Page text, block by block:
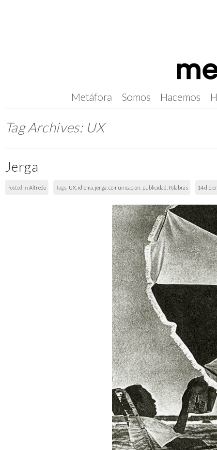
Metáfora Somos Hacemos
Tag Archives: UX
Jerga
Posted in Alfredo Tags: UX idioma jerga comunicación publicidad Palabras 14